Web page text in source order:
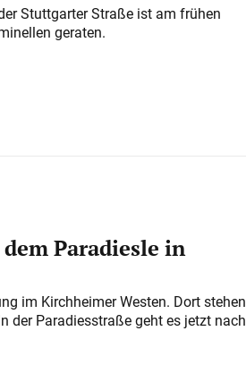
Stuttgarter Straße ist am frühen
geraten.
Paradiesle in
im Kirchheimer Westen. Dort stehen
der Paradiesstraße geht es jetzt nach